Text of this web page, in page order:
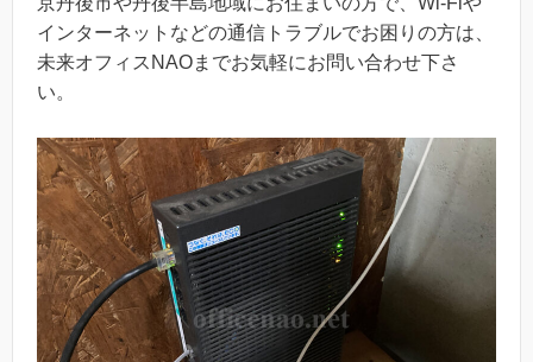
インターネットなどの通信トラブルでお困りの方は、
未来オフィスNAOまでお気軽にお問い合わせ下さ
い。